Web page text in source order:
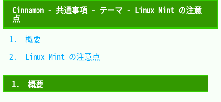
Cinnamon - 共通事項 - テーマ - Linux Mint の注意
点
1.　概要